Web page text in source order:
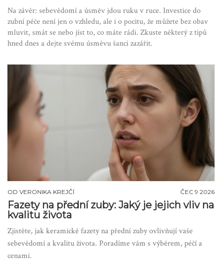
Na závěr: sebevědomí a úsměv jdou ruku v ruce. Investice do
zubní péče není jen o vzhledu, ale i o pocitu, že můžete bez obav
mluvit, smát se nebo jíst to, co máte rádi. Zkuste některý z tipů
hned dnes a dejte svému úsměvu šanci zazářit.
OD VERONIKA KREJČÍ ČEC 9 2026
Fazety na přední zuby: Jaký je jejich vliv na
kvalitu života
Zjistěte, jak keramické fazety na přední zuby ovlivňují vaše
sebevědomí a kvalitu života. Poradíme vám s výběrem, péčí a
cenami.